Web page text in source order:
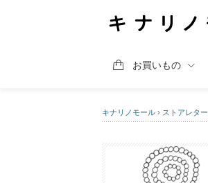
お買いもの
キナリノモール › ストアレター